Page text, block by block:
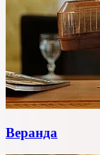
Веранда